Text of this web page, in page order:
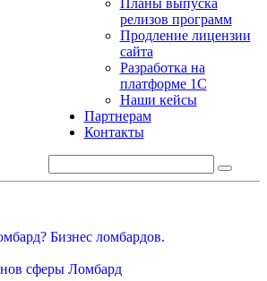
релизов программ
Продление лицензии
сайта
Разработка на
платформе 1С
Наши кейсы
Партнерам
Контакты
Бизнес ломбардов.
сферы Ломбард